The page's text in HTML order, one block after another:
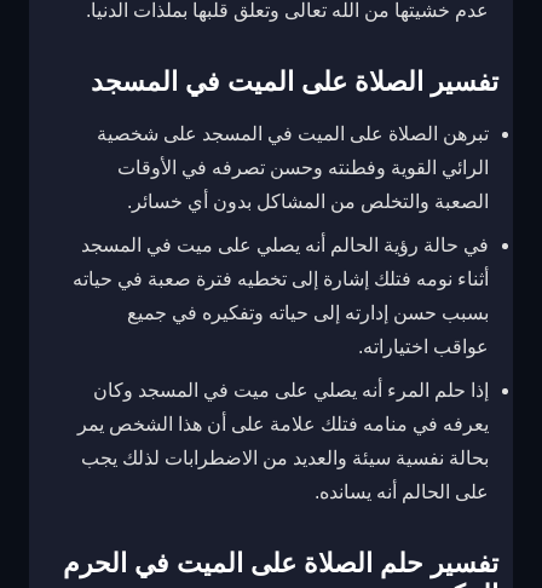
عدم خشيتها من الله تعالى وتعلق قلبها بملذات الدنيا.
تفسير الصلاة على الميت في المسجد
تبرهن الصلاة على الميت في المسجد على شخصية
الرائي القوية وفطنته وحسن تصرفه في الأوقات
الصعبة والتخلص من المشاكل بدون أي خسائر.
في حالة رؤية الحالم أنه يصلي على ميت في المسجد
أثناء نومه فتلك إشارة إلى تخطيه فترة صعبة في حياته
بسبب حسن إدارته إلى حياته وتفكيره في جميع
عواقب اختياراته.
إذا حلم المرء أنه يصلي على ميت في المسجد وكان
يعرفه في منامه فتلك علامة على أن هذا الشخص يمر
بحالة نفسية سيئة والعديد من الاضطرابات لذلك يجب
على الحالم أنه يسانده.
تفسير حلم الصلاة على الميت في الحرم